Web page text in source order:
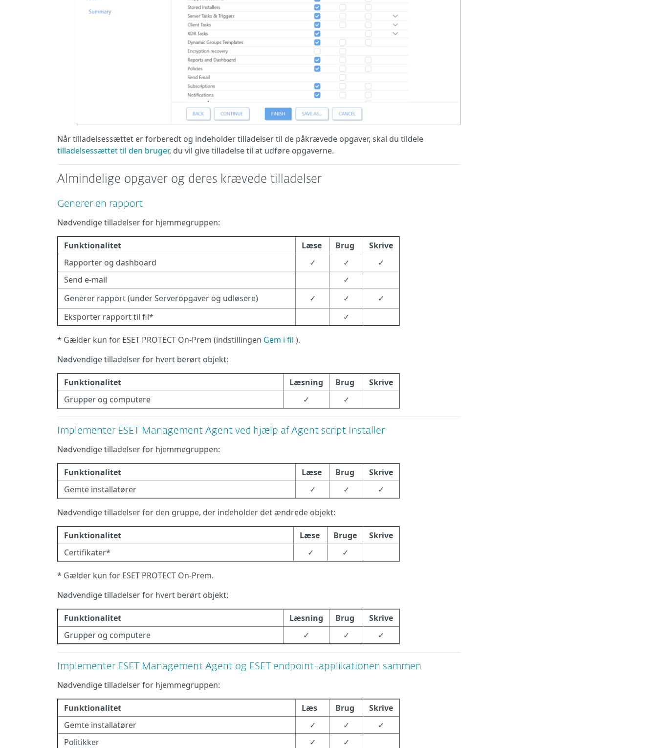
Når tilladelsessættet er forberedt og indeholder tilladelser til de påkrævede opgaver, skal du tildele
tilladelsessættet til den bruger, du vil give tilladelse til at udføre opgaverne.
Almindelige opgaver og deres krævede tilladelser
Generer en rapport
Nødvendige tilladelser for hjemmegruppen:
Funktionalitet Læse Brug
Skrive
Rapporter og dashboard
✓ ✓
✓
Send e-mail
✓
Generer rapport (under Serveropgaver og udløsere)
✓ ✓
✓
Eksporter rapport til fil*
✓
* Gælder kun for ESET PROTECT On-Prem (indstillingen Gem i fil ).
Nødvendige tilladelser for hvert berørt objekt:
Funktionalitet Læsning Brug
Skrive
Grupper og computere
✓ ✓
Implementer ESET Management Agent ved hjælp af Agent script Installer
Nødvendige tilladelser for hjemmegruppen:
Funktionalitet Læse Brug
Skrive
Gemte installatører
✓ ✓ ✓
Nødvendige tilladelser for den gruppe, der indeholder det ændrede objekt:
Funktionalitet Læse Bruge
Skrive
Certifikater*
✓ ✓
* Gælder kun for ESET PROTECT On-Prem.
Nødvendige tilladelser for hvert berørt objekt:
Funktionalitet Læsning Brug
Skrive
Grupper og computere
✓ ✓ ✓
Implementer ESET Management Agent og ESET endpoint-applikationen sammen
Nødvendige tilladelser for hjemmegruppen:
Funktionalitet Læs Brug
Skrive
Gemte installatører
✓ ✓
✓
Politikker
✓ ✓